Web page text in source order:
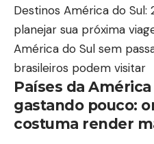
Destinos América do
planejar sua próxima
América do Sul sem
brasileiros podem visitar
Países da
gastando pouco:
costuma render